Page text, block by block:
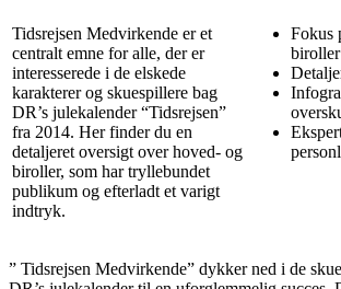
Tidsrejsen Medvirkende er et
centralt emne for alle, der er
interesserede i de elskede
karakterer og skuespillere bag
DR’s julekalender “Tidsrejsen”
fra 2014. Her finder du en
detaljeret oversigt over hoved- og
biroller, som har tryllebundet
publikum og efterladt et varigt
indtryk.
Fokus
biroller
” Tidsrejsen Medvirkende” dykker ned i de